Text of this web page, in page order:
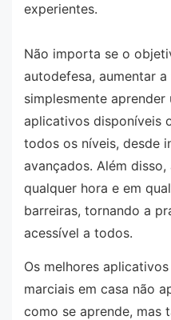
experientes.
Não importa se o
autodefesa, aumentar
simplesmente
aplicativos disponíveis
todos os níveis, desde
avançados. Além
qualquer hora e em
barreiras, tornando a
acessível a todos.
Os melhores
marciais em casa não
como se aprende, mas